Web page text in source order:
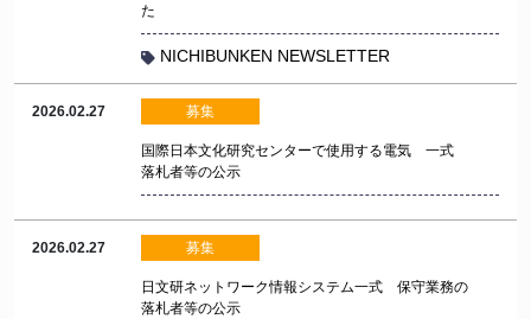
た
NICHIBUNKEN NEWSLETTER
2026.02.27 募集
国際日本文化研究センターで使用する電気 一式
落札者等の公示
2026.02.27 募集
日文研ネットワーク情報システム一式 保守業務の
落札者等の公示